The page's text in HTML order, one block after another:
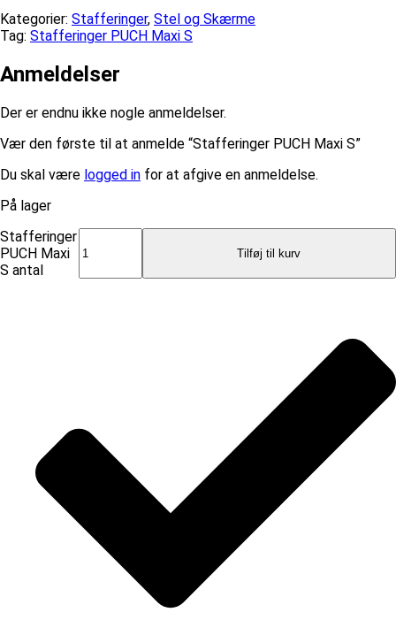
Kategorier: Stafferinger, Stel og Skærme
Tag: Stafferinger PUCH Maxi S
Anmeldelser
Der er endnu ikke nogle anmeldelser.
Vær den første til at anmelde “Stafferinger PUCH Maxi S”
Du skal være logged in for at afgive en anmeldelse.
På lager
Stafferinger
PUCH Maxi
S antal
Tilføj til kurv